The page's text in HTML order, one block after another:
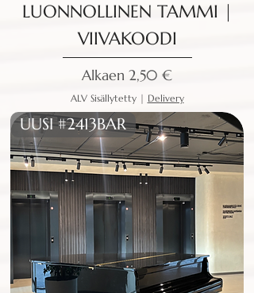
LUONNOLLINEN TAMMI |
VIIVAKOODI
Alkaen 2,50 €
Alehinta
ALV Sisällytetty| Delivery
UUSI #2413BAR